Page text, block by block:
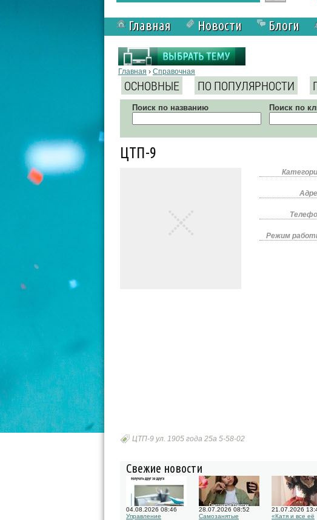
Главная Новости Блоги
Вы здесь
Главная › Справочная
ОСНОВНЫЕ ПО ПОПУЛЯРНОСТИ
Поиск по названию Поиск по
ЦТП-9
Режим
ЦТП-9 ул. 1905 года 25а 5-58-02
Свежие новости
04.08.2026 08:46
Управление
28.07.2026 08:52
Самозанятые
21.07.2026
«Катя и все её